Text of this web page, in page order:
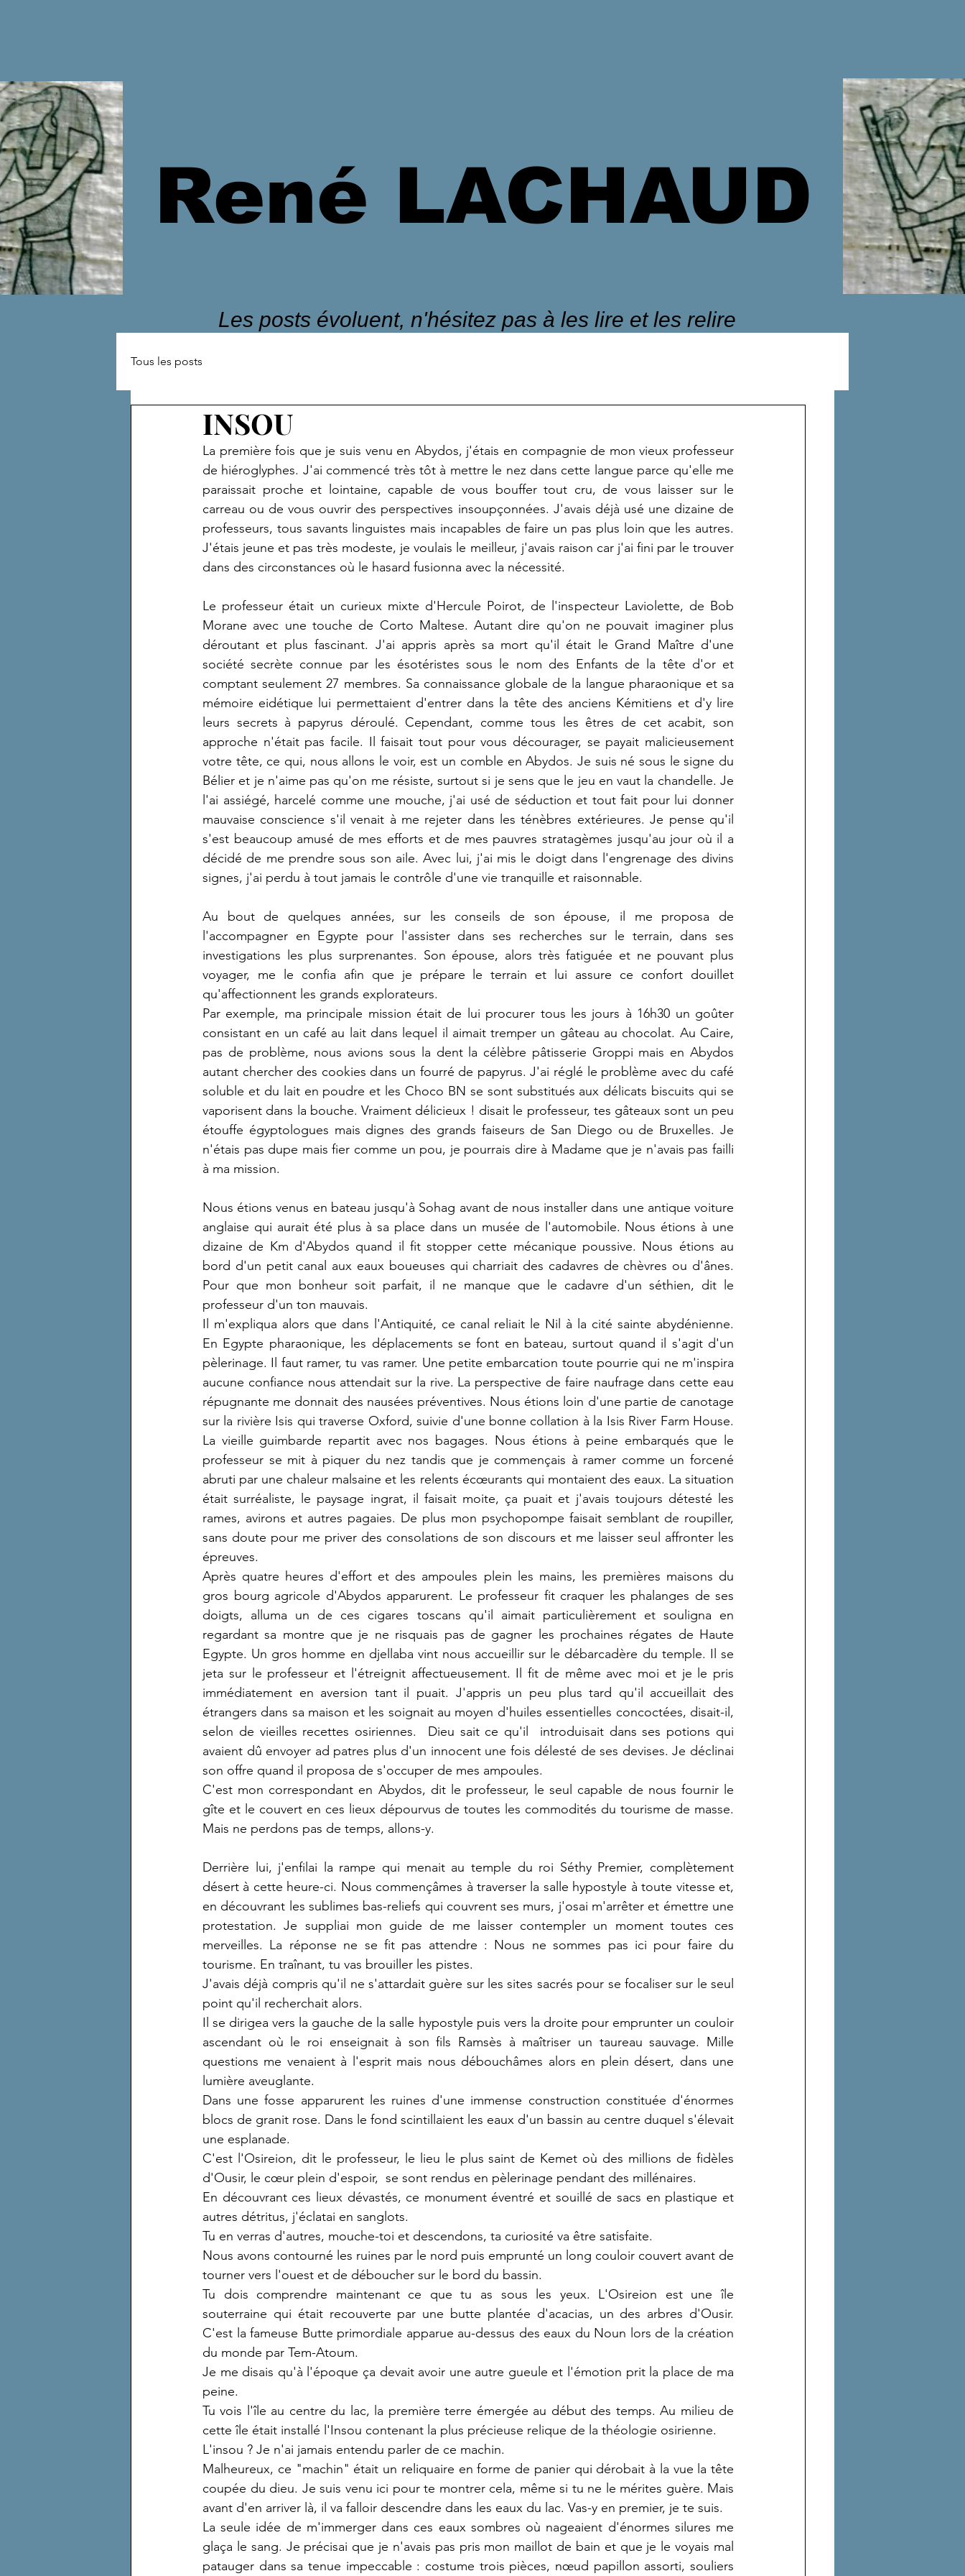
René LACHAUD
Les posts évoluent, n'hésitez pas à les lire et les relire
Tous les posts
INSOU
La première fois que je suis venu en Abydos, j'étais en compagnie de mon vieux professeur
de hiéroglyphes. J'ai commencé très tôt à mettre le nez dans cette langue parce qu'elle me
paraissait proche et lointaine, capable de vous bouffer tout cru, de vous laisser sur le
carreau ou de vous ouvrir des perspectives insoupçonnées. J'avais déjà usé une dizaine de
professeurs, tous savants linguistes mais incapables de faire un pas plus loin que les autres.
J'étais jeune et pas très modeste, je voulais le meilleur, j'avais raison car j'ai fini par le trouver
dans des circonstances où le hasard fusionna avec la nécessité.
Le professeur était un curieux mixte d'Hercule Poirot, de l'inspecteur Laviolette, de Bob
Morane avec une touche de Corto Maltese. Autant dire qu'on ne pouvait imaginer plus
déroutant et plus fascinant. J'ai appris après sa mort qu'il était le Grand Maître d'une
société secrète connue par les ésotéristes sous le nom des Enfants de la tête d'or et
comptant seulement 27 membres. Sa connaissance globale de la langue pharaonique et sa
mémoire eidétique lui permettaient d'entrer dans la tête des anciens Kémitiens et d'y lire
leurs secrets à papyrus déroulé. Cependant, comme tous les êtres de cet acabit, son
approche n'était pas facile. Il faisait tout pour vous décourager, se payait malicieusement
votre tête, ce qui, nous allons le voir, est un comble en Abydos. Je suis né sous le signe du
Bélier et je n'aime pas qu'on me résiste, surtout si je sens que le jeu en vaut la chandelle. Je
l'ai assiégé, harcelé comme une mouche, j'ai usé de séduction et tout fait pour lui donner
mauvaise conscience s'il venait à me rejeter dans les ténèbres extérieures. Je pense qu'il
s'est beaucoup amusé de mes efforts et de mes pauvres stratagèmes jusqu'au jour où il a
décidé de me prendre sous son aile. Avec lui, j'ai mis le doigt dans l'engrenage des divins
signes, j'ai perdu à tout jamais le contrôle d'une vie tranquille et raisonnable.
Au bout de quelques années, sur les conseils de son épouse, il me proposa de
l'accompagner en Egypte pour l'assister dans ses recherches sur le terrain, dans ses
investigations les plus surprenantes. Son épouse, alors très fatiguée et ne pouvant plus
voyager, me le confia afin que je prépare le terrain et lui assure ce confort douillet
qu'affectionnent les grands explorateurs.
Par exemple, ma principale mission était de lui procurer tous les jours à 16h30 un goûter
consistant en un café au lait dans lequel il aimait tremper un gâteau au chocolat. Au Caire,
pas de problème, nous avions sous la dent la célèbre pâtisserie Groppi mais en Abydos
autant chercher des cookies dans un fourré de papyrus. J'ai réglé le problème avec du café
soluble et du lait en poudre et les Choco BN se sont substitués aux délicats biscuits qui se
vaporisent dans la bouche. Vraiment délicieux ! disait le professeur, tes gâteaux sont un peu
étouffe égyptologues mais dignes des grands faiseurs de San Diego ou de Bruxelles. Je
n'étais pas dupe mais fier comme un pou, je pourrais dire à Madame que je n'avais pas failli
à ma mission.
Nous étions venus en bateau jusqu'à Sohag avant de nous installer dans une antique voiture
anglaise qui aurait été plus à sa place dans un musée de l'automobile. Nous étions à une
dizaine de Km d'Abydos quand il fit stopper cette mécanique poussive. Nous étions au
bord d'un petit canal aux eaux boueuses qui charriait des cadavres de chèvres ou d'ânes.
Pour que mon bonheur soit parfait, il ne manque que le cadavre d'un séthien, dit le
professeur d'un ton mauvais.
Il m'expliqua alors que dans l'Antiquité, ce canal reliait le Nil à la cité sainte abydénienne.
En Egypte pharaonique, les déplacements se font en bateau, surtout quand il s'agit d'un
pèlerinage. Il faut ramer, tu vas ramer. Une petite embarcation toute pourrie qui ne m'inspira
aucune confiance nous attendait sur la rive. La perspective de faire naufrage dans cette eau
répugnante me donnait des nausées préventives. Nous étions loin d'une partie de canotage
sur la rivière Isis qui traverse Oxford, suivie d'une bonne collation à la Isis River Farm House.
La vieille guimbarde repartit avec nos bagages. Nous étions à peine embarqués que le
professeur se mit à piquer du nez tandis que je commençais à ramer comme un forcené
abruti par une chaleur malsaine et les relents écœurants qui montaient des eaux. La situation
était surréaliste, le paysage ingrat, il faisait moite, ça puait et j'avais toujours détesté les
rames, avirons et autres pagaies. De plus mon psychopompe faisait semblant de roupiller,
sans doute pour me priver des consolations de son discours et me laisser seul affronter les
épreuves.
Après quatre heures d'effort et des ampoules plein les mains, les premières maisons du
gros bourg agricole d'Abydos apparurent. Le professeur fit craquer les phalanges de ses
doigts, alluma un de ces cigares toscans qu'il aimait particulièrement et souligna en
regardant sa montre que je ne risquais pas de gagner les prochaines régates de Haute
Egypte. Un gros homme en djellaba vint nous accueillir sur le débarcadère du temple. Il se
jeta sur le professeur et l'étreignit affectueusement. Il fit de même avec moi et je le pris
immédiatement en aversion tant il puait. J'appris un peu plus tard qu'il accueillait des
étrangers dans sa maison et les soignait au moyen d'huiles essentielles concoctées, disait-il,
selon de vieilles recettes osiriennes.  Dieu sait ce qu'il  introduisait dans ses potions qui
avaient dû envoyer ad patres plus d'un innocent une fois délesté de ses devises. Je déclinai
son offre quand il proposa de s'occuper de mes ampoules.
C'est mon correspondant en Abydos, dit le professeur, le seul capable de nous fournir le
gîte et le couvert en ces lieux dépourvus de toutes les commodités du tourisme de masse.
Mais ne perdons pas de temps, allons-y.
Derrière lui, j'enfilai la rampe qui menait au temple du roi Séthy Premier, complètement
désert à cette heure-ci. Nous commençâmes à traverser la salle hypostyle à toute vitesse et,
en découvrant les sublimes bas-reliefs qui couvrent ses murs, j'osai m'arrêter et émettre une
protestation. Je suppliai mon guide de me laisser contempler un moment toutes ces
merveilles. La réponse ne se fit pas attendre : Nous ne sommes pas ici pour faire du
tourisme. En traînant, tu vas brouiller les pistes.
J'avais déjà compris qu'il ne s'attardait guère sur les sites sacrés pour se focaliser sur le seul
point qu'il recherchait alors.
Il se dirigea vers la gauche de la salle hypostyle puis vers la droite pour emprunter un couloir
ascendant où le roi enseignait à son fils Ramsès à maîtriser un taureau sauvage. Mille
questions me venaient à l'esprit mais nous débouchâmes alors en plein désert, dans une
lumière aveuglante.
Dans une fosse apparurent les ruines d'une immense construction constituée d'énormes
blocs de granit rose. Dans le fond scintillaient les eaux d'un bassin au centre duquel s'élevait
une esplanade.
C'est l'Osireion, dit le professeur, le lieu le plus saint de Kemet où des millions de fidèles
d'Ousir, le cœur plein d'espoir,  se sont rendus en pèlerinage pendant des millénaires.
En découvrant ces lieux dévastés, ce monument éventré et souillé de sacs en plastique et
autres détritus, j'éclatai en sanglots.
Tu en verras d'autres, mouche-toi et descendons, ta curiosité va être satisfaite.
Nous avons contourné les ruines par le nord puis emprunté un long couloir couvert avant de
tourner vers l'ouest et de déboucher sur le bord du bassin.
Tu dois comprendre maintenant ce que tu as sous les yeux. L'Osireion est une île
souterraine qui était recouverte par une butte plantée d'acacias, un des arbres d'Ousir.
C'est la fameuse Butte primordiale apparue au-dessus des eaux du Noun lors de la création
du monde par Tem-Atoum.
Je me disais qu'à l'époque ça devait avoir une autre gueule et l'émotion prit la place de ma
peine.
Tu vois l'île au centre du lac, la première terre émergée au début des temps. Au milieu de
cette île était installé l'Insou contenant la plus précieuse relique de la théologie osirienne.
L'insou ? Je n'ai jamais entendu parler de ce machin.
Malheureux, ce "machin" était un reliquaire en forme de panier qui dérobait à la vue la tête
coupée du dieu. Je suis venu ici pour te montrer cela, même si tu ne le mérites guère. Mais
avant d'en arriver là, il va falloir descendre dans les eaux du lac. Vas-y en premier, je te suis.
La seule idée de m'immerger dans ces eaux sombres où nageaient d'énormes silures me
glaça le sang. Je précisai que je n'avais pas pris mon maillot de bain et que je le voyais mal
patauger dans sa tenue impeccable : costume trois pièces, nœud papillon assorti, souliers